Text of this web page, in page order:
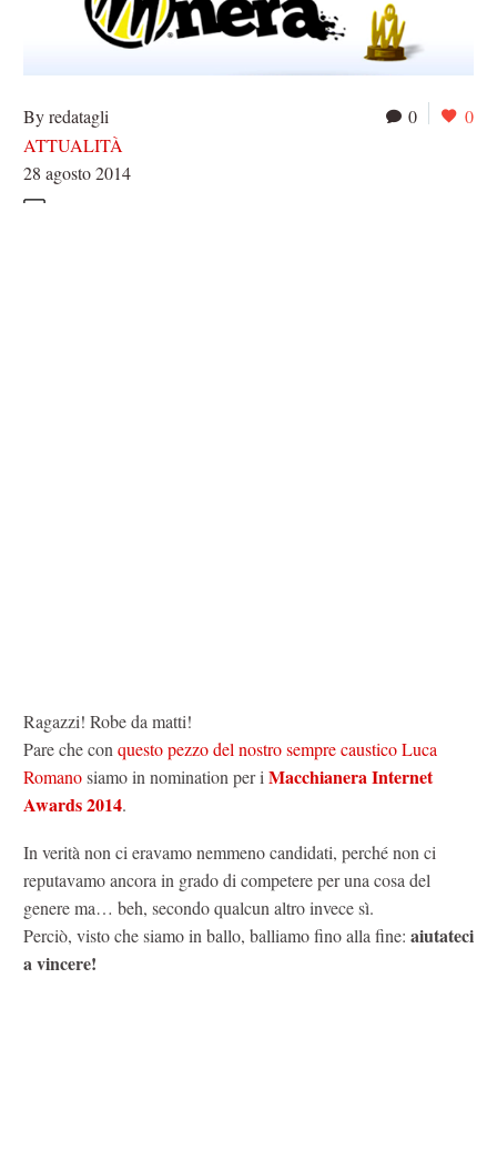
0 0
By redatagli
ATTUALITÀ
28 agosto 2014
Ragazzi! Robe da matti!
Pare che conquesto pezzo del nostro sempre caustico Luca
Romanosiamo in nomination per iMacchianera Internet
Awards 2014.
In verità non ci eravamo nemmeno candidati, perché non ci
reputavamo ancora in grado di competere per una cosa del
genere ma… beh, secondo qualcun altro invece sì.
Perciò, visto che siamo in ballo, balliamo fino alla fine: aiutateci
a vincere!